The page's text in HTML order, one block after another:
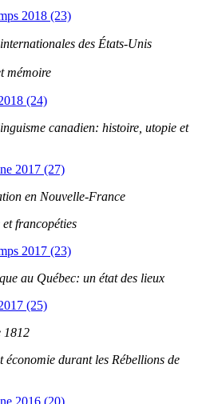
2018 (23)
des États-Unis
mémoire
(24)
canadien: histoire, utopie et
2017 (27)
en Nouvelle-France
francopéties
2017 (23)
au Québec: un état des lieux
(25)
1812
économie durant les Rébellions de